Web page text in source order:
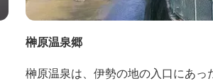
榊原温泉郷
榊原温泉は、伊勢の地の入口にあっ